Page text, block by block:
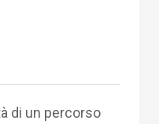
di un percorso